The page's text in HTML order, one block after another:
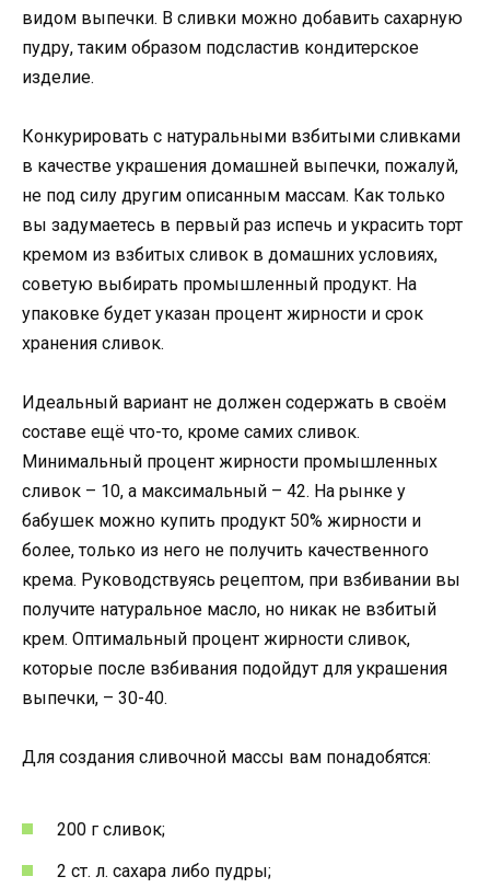
видом выпечки. В сливки можно добавить сахарную
пудру, таким образом подсластив кондитерское
изделие.
Конкурировать с натуральными взбитыми сливками
в качестве украшения домашней выпечки, пожалуй,
не под силу другим описанным массам. Как только
вы задумаетесь в первый раз испечь и украсить торт
кремом из взбитых сливок в домашних условиях,
советую выбирать промышленный продукт. На
упаковке будет указан процент жирности и срок
хранения сливок.
Идеальный вариант не должен содержать в своём
составе ещё что-то, кроме самих сливок.
Минимальный процент жирности промышленных
сливок – 10, а максимальный – 42. На рынке у
бабушек можно купить продукт 50% жирности и
более, только из него не получить качественного
крема. Руководствуясь рецептом, при взбивании вы
получите натуральное масло, но никак не взбитый
крем. Оптимальный процент жирности сливок,
которые после взбивания подойдут для украшения
выпечки, – 30-40.
Для создания сливочной массы вам понадобятся:
200 г сливок;
2 ст. л. сахара либо пудры;